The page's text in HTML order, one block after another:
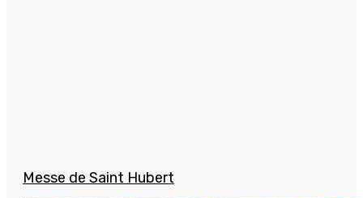
Messe de Saint Hubert